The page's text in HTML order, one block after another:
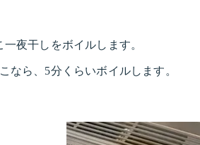
一夜干しをボイルします。
なら、5分くらいボイルします。